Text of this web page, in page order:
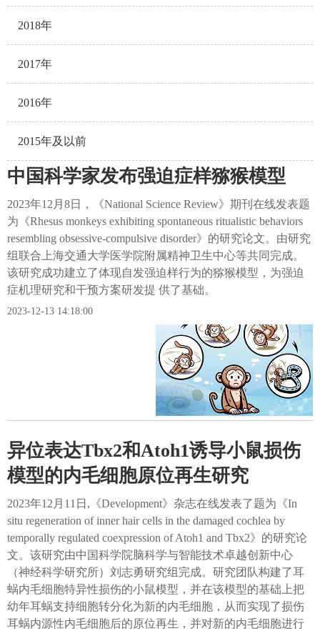
2018年
2017年
2016年
2015年及以前
中国科学家发布强迫症样猕猴模型
2023年12月8日，《National Science Review》期刊在线发表题
为《Rhesus monkeys exhibiting spontaneous ritualistic behaviors
resembling obsessive-compulsive disorder》的研究论文。由研究
组联合上海交通大学医学院附属精神卫生中心等共同完成。
该研究成功建立了体现自发强迫样行为的猕猴模型，为强迫
症机理研究和干预方案研发提 供了基础。
2023-12-13 14:18:00
异位表达Tbx2和Atoh1诱导小鼠损伤
模型的内毛细胞原位再生研究
2023年12月11日,《Development》杂志在线发表了题为《In
situ regeneration of inner hair cells in the damaged cochlea by
temporally regulated coexpression of Atoh1 and Tbx2》的研究论
文。该研究由中国科学院脑科学与智能技术卓越创新中心
（神经科学研究所）刘志勇研究组完成。研究团队构建了耳
蜗内毛细胞特异性损伤的小鼠模型，并在该模型的基础上把
幼年耳蜗支持细胞转分化为新的内毛细胞，从而实现了损伤
耳蜗内源性内毛细胞后的原位再生，并对新的内毛细胞进行